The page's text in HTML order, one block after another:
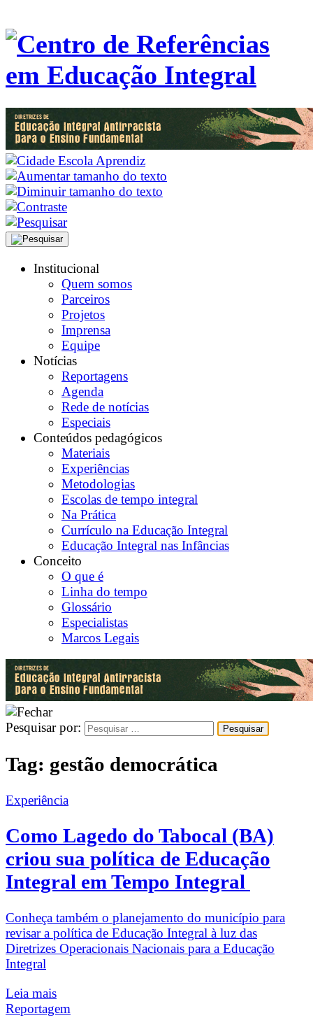
Institucional
Quem somos
Parceiros
Projetos
Imprensa
Equipe
Notícias
Reportagens
Agenda
Rede de notícias
Especiais
Conteúdos pedagógicos
Materiais
Experiências
Metodologias
Escolas de tempo integral
Na Prática
Currículo na Educação Integral
Educação Integral nas Infâncias
Conceito
O que é
Linha do tempo
Glossário
Especialistas
Marcos Legais
Pesquisar por:
Tag: gestão democrática
Experiência
Como Lagedo do Tabocal (BA)
criou sua política de Educação
Integral em Tempo Integral
Conheça também o planejamento do município para
revisar a política de Educação Integral à luz das
Diretrizes Operacionais Nacionais para a Educação
Integral
Leia mais
Reportagem